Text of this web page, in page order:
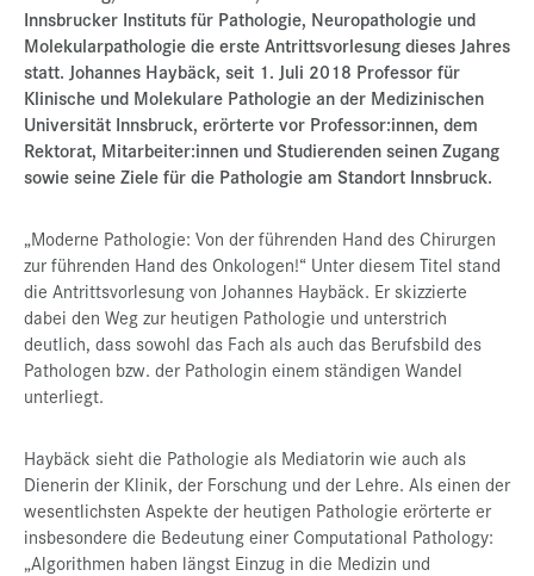
Innsbrucker Instituts für Pathologie, Neuropathologie und
Molekularpathologie die erste Antrittsvorlesung dieses Jahres
statt. Johannes Haybäck, seit 1. Juli 2018 Professor für
Klinische und Molekulare Pathologie an der Medizinischen
Universität Innsbruck, erörterte vor Professor:innen, dem
Rektorat, Mitarbeiter:innen und Studierenden seinen Zugang
sowie seine Ziele für die Pathologie am Standort Innsbruck.
„Moderne Pathologie: Von der führenden Hand des Chirurgen
zur führenden Hand des Onkologen!“ Unter diesem Titel stand
die Antrittsvorlesung von Johannes Haybäck. Er skizzierte
dabei den Weg zur heutigen Pathologie und unterstrich
deutlich, dass sowohl das Fach als auch das Berufsbild des
Pathologen bzw. der Pathologin einem ständigen Wandel
unterliegt.
Haybäck sieht die Pathologie als Mediatorin wie auch als
Dienerin der Klinik, der Forschung und der Lehre. Als einen der
wesentlichsten Aspekte der heutigen Pathologie erörterte er
insbesondere die Bedeutung einer Computational Pathology:
„Algorithmen haben längst Einzug in die Medizin und